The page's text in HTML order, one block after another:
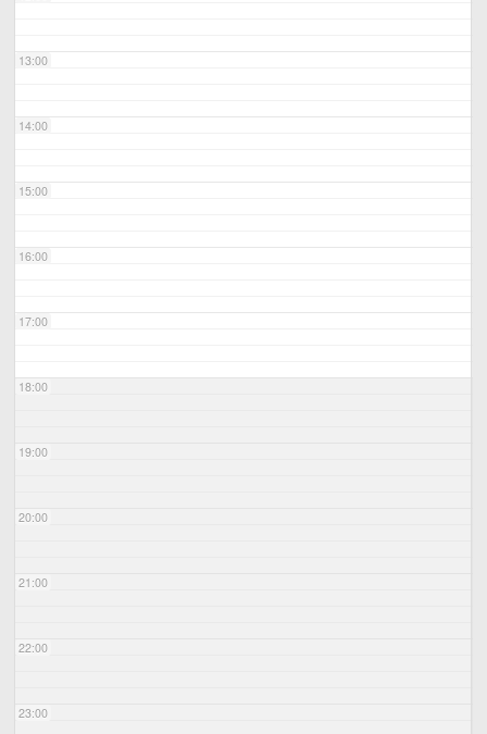
13:00
14:00
15:00
16:00
17:00
18:00
19:00
20:00
21:00
22:00
23:00